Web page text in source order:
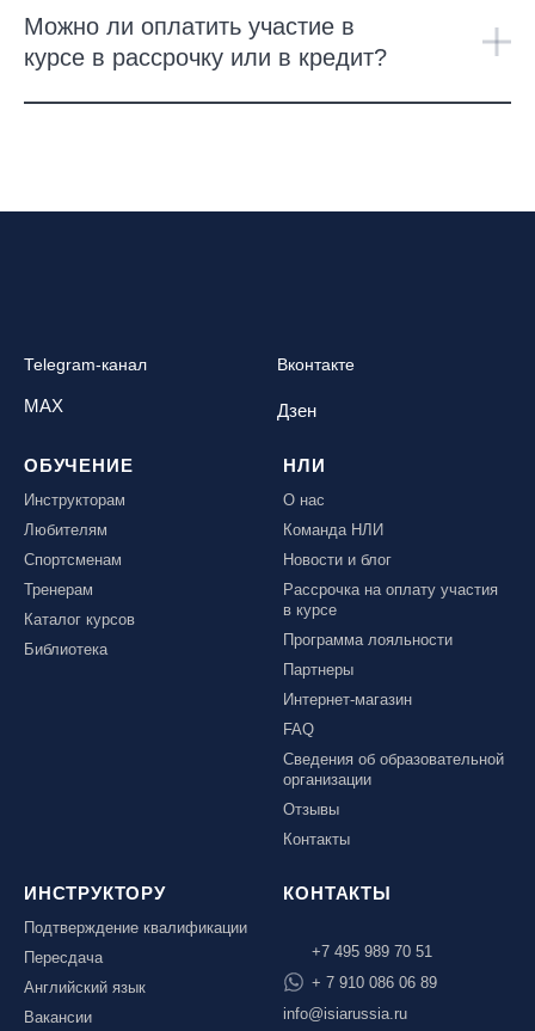
Можно ли оплатить участие в
курсе в рассрочку или в кредит?
Telegram-канал Вконтакте
MAX Дзен
ОБУЧЕНИЕ
Инструкторам
Любителям
Спортсменам
Тренерам
Каталог курсов
Библиотека
НЛИ
О нас
Команда НЛИ
Новости и блог
Рассрочка на оплату участия
в курсе
Программа лояльности
Партнеры
Интернет-магазин
FAQ
Сведения об образовательной
организации
Отзывы
Контакты
ИНСТРУКТОРУ
Подтверждение квалификации
Пересдача
Английский язык
Вакансии
КОНТАКТЫ
+7 495 989 70 51
+ 7 910 086 06 89
info@isiarussia.ru